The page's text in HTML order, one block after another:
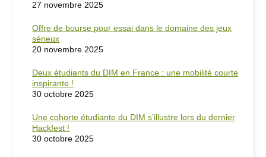
27 novembre 2025
Offre de bourse pour essai dans le domaine des jeux
sérieux
20 novembre 2025
Deux étudiants du DIM en France : une mobilité courte
inspirante !
30 octobre 2025
Une cohorte étudiante du DIM s’illustre lors du dernier
Hackfest !
30 octobre 2025